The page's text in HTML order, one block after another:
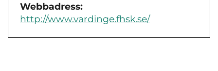
Webbadress:
http://www.vardinge.fhsk.se/